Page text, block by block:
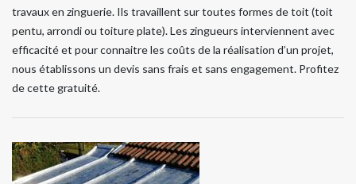
travaux en zinguerie. Ils travaillent sur toutes formes de toit (toit
pentu, arrondi ou toiture plate). Les zingueurs interviennent avec
efficacité et pour connaitre les coûts de la réalisation d’un projet,
nous établissons un devis sans frais et sans engagement. Profitez
de cette gratuité.